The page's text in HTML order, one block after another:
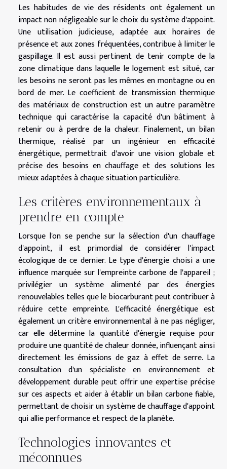
Les habitudes de vie des résidents ont également un
impact non négligeable sur le choix du système d'appoint.
Une utilisation judicieuse, adaptée aux horaires de
présence et aux zones fréquentées, contribue à limiter le
gaspillage. Il est aussi pertinent de tenir compte de la
zone climatique dans laquelle le logement est situé, car
les besoins ne seront pas les mêmes en montagne ou en
bord de mer. Le coefficient de transmission thermique
des matériaux de construction est un autre paramètre
technique qui caractérise la capacité d'un bâtiment à
retenir ou à perdre de la chaleur. Finalement, un bilan
thermique, réalisé par un ingénieur en efficacité
énergétique, permettrait d'avoir une vision globale et
précise des besoins en chauffage et des solutions les
mieux adaptées à chaque situation particulière.
Les critères environnementaux à
prendre en compte
Lorsque l'on se penche sur la sélection d'un chauffage
d'appoint, il est primordial de considérer l'impact
écologique de ce dernier. Le type d'énergie choisi a une
influence marquée sur l'empreinte carbone de l'appareil ;
privilégier un système alimenté par des énergies
renouvelables telles que le biocarburant peut contribuer à
réduire cette empreinte. L'efficacité énergétique est
également un critère environnemental à ne pas négliger,
car elle détermine la quantité d'énergie requise pour
produire une quantité de chaleur donnée, influençant ainsi
directement les émissions de gaz à effet de serre. La
consultation d'un spécialiste en environnement et
développement durable peut offrir une expertise précise
sur ces aspects et aider à établir un bilan carbone fiable,
permettant de choisir un système de chauffage d'appoint
qui allie performance et respect de la planète.
Technologies innovantes et
méconnues